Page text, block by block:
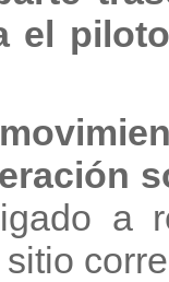
el
a